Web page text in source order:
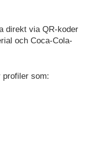
direkt via QR-koder
och Coca-Cola-
profiler som: